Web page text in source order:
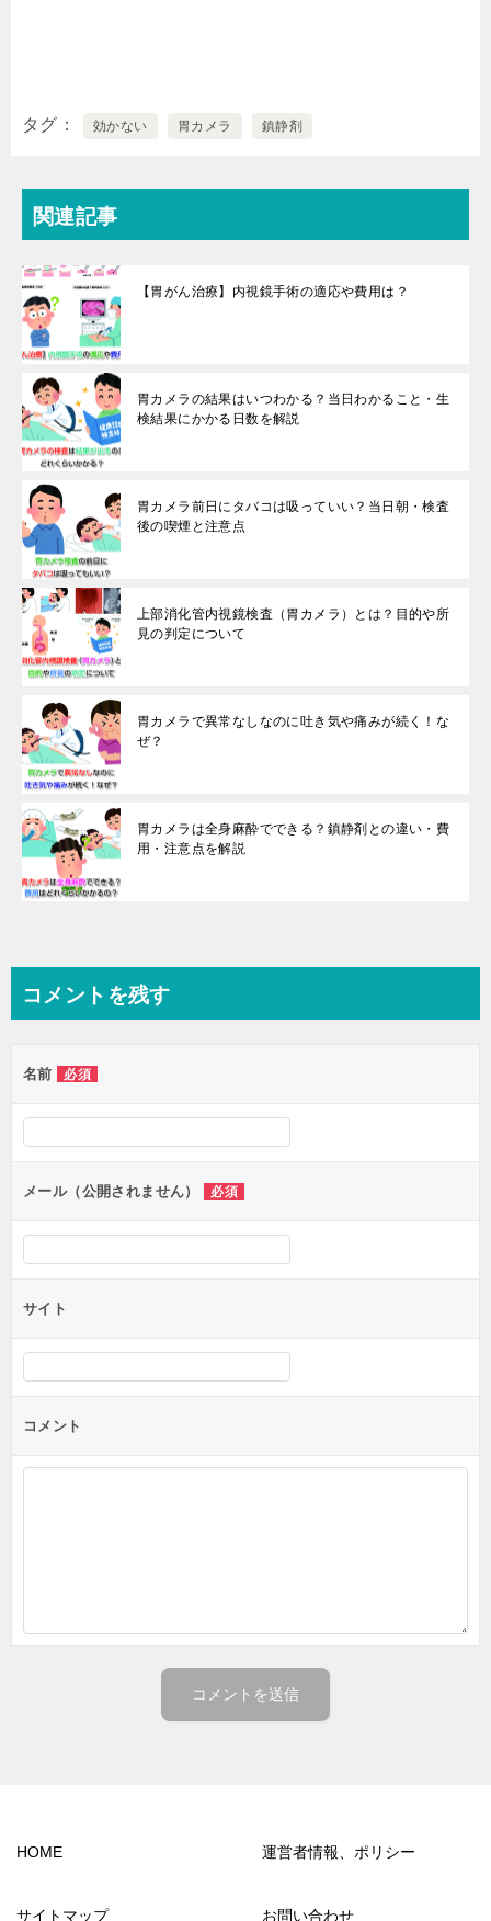
タグ 効かない 胃カメラ 鎮静剤
関連記事
【胃がん治療】内視鏡手術の適応や費用は？
胃カメラの結果はいつわかる？当日わかること・生
検結果にかかる日数を解説
胃カメラ前日にタバコは吸っていい？当日朝・検査
後の喫煙と注意点
上部消化管内視鏡検査（胃カメラ）とは？目的や所
見の判定について
胃カメラで異常なしなのに吐き気や痛みが続く！な
ぜ？
胃カメラは全身麻酔でできる？鎮静剤との違い・費
用・注意点を解説
コメントを残す
名前 必須
メール（公開されません） 必須
サイト
コメント
HOME 運営者情報、ポリシー
サイトマップ お問い合わせ